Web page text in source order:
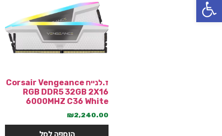
ז.לנייח Corsair Vengeance
RGB DDR5 32GB 2X16
6000MHZ C36 White
₪2,240.00